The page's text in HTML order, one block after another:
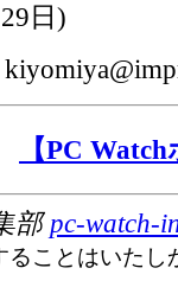
日)
【PC
部pc-watch-
ることはいたし